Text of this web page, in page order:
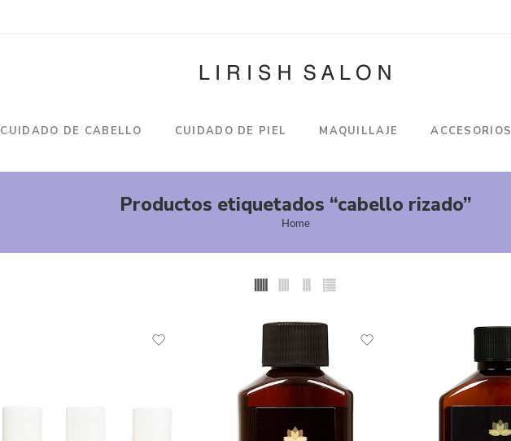
CUIDADO DE CABELLO CUIDADO DE PIEL MAQUILLAJE ACCESORIOS
Productos etiquetados “cabello rizado”
Home